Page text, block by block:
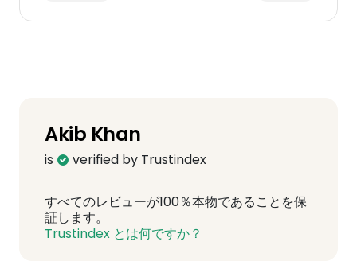
Akib Khan
is verified by Trustindex
すべてのレビューが100％本物であることを保
証します。
Trustindex とは何ですか？